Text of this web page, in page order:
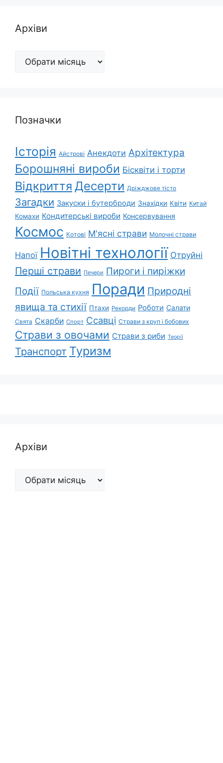
Архіви
Архіви
Позначки
Історія Айстрові Анекдоти Архітектура
Борошняні вироби Бісквіти і торти
Відкриття Десерти Дріжджове тісто
Загадки Закуски і бутерброди Знахідки Квіти Китай
Комахи Кондитерські вироби Консервування
Космос Котові М'ясні страви Молочні страви
Напої Новітні технології Отруйні
Перші страви Печери Пироги і пиріжки
Події Польська кухня Поради Природні
явища та стихії Птахи Рекорди Роботи Салати
Свята Скарби Спорт Ссавці Страви з круп і бобових
Страви з овочами Страви з риби Теорії
Транспорт Туризм
Архіви
Архіви